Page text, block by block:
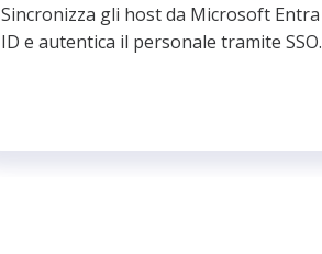
Sincronizza gli host da Microsoft Entra
ID e autentica il personale tramite SSO.